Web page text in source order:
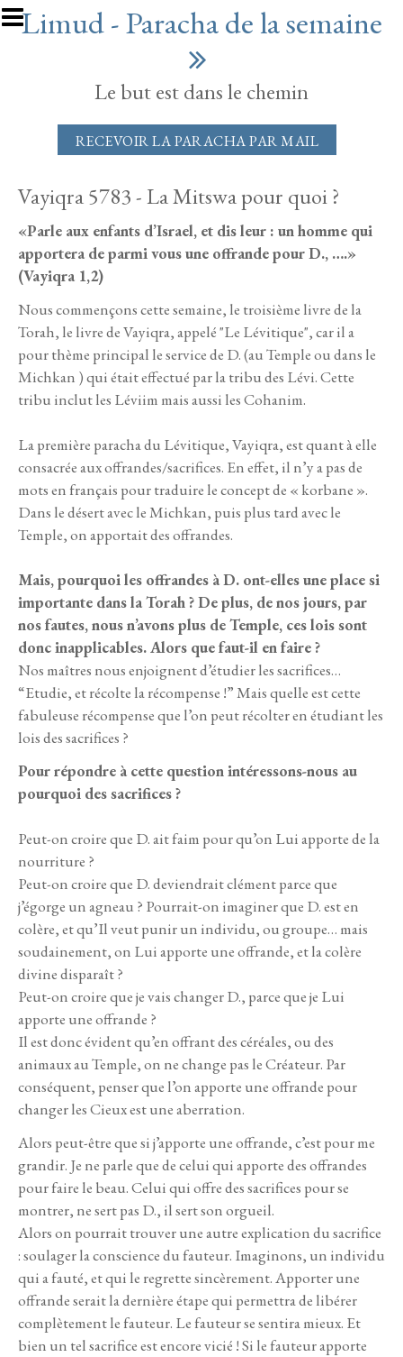
Aller au contenu principal
Limud - Paracha de la semaine
Le but est dans le chemin
RECEVOIR LA PARACHA PAR MAIL
Vayiqra 5783 - La Mitswa pour quoi ?
«Parle aux enfants d’Israel, et dis leur : un homme qui
apportera de parmi vous une offrande pour D., ….»
(Vayiqra 1,2)
Nous commençons cette semaine, le troisième livre de la
Torah, le livre de Vayiqra, appelé "Le Lévitique", car il a
pour thème principal le service de D. (au Temple ou dans le
Michkan ) qui était effectué par la tribu des Lévi. Cette
tribu inclut les Léviim mais aussi les Cohanim.
La première paracha du Lévitique, Vayiqra, est quant à elle
consacrée aux offrandes/sacrifices. En effet, il n’y a pas de
mots en français pour traduire le concept de « korbane ».
Dans le désert avec le Michkan, puis plus tard avec le
Temple, on apportait des offrandes.
Mais, pourquoi les offrandes à D. ont-elles une place si
importante dans la Torah ? De plus, de nos jours, par
nos fautes, nous n’avons plus de Temple, ces lois sont
donc inapplicables. Alors que faut-il en faire ?
Nos maîtres nous enjoignent d’étudier les sacrifices…
“Etudie, et récolte la récompense !” Mais quelle est cette
fabuleuse récompense que l’on peut récolter en étudiant les
lois des sacrifices ?
Pour répondre à cette question intéressons-nous au
pourquoi des sacrifices ?
Peut-on croire que D. ait faim pour qu’on Lui apporte de la
nourriture ?
Peut-on croire que D. deviendrait clément parce que
j’égorge un agneau ? Pourrait-on imaginer que D. est en
colère, et qu’Il veut punir un individu, ou groupe… mais
soudainement, on Lui apporte une offrande, et la colère
divine disparaît ?
Peut-on croire que je vais changer D., parce que je Lui
apporte une offrande ?
Il est donc évident qu’en offrant des céréales, ou des
animaux au Temple, on ne change pas le Créateur. Par
conséquent, penser que l’on apporte une offrande pour
changer les Cieux est une aberration.
Alors peut-être que si j’apporte une offrande, c’est pour me
grandir. Je ne parle que de celui qui apporte des offrandes
pour faire le beau. Celui qui offre des sacrifices pour se
montrer, ne sert pas D., il sert son orgueil.
Alors on pourrait trouver une autre explication du sacrifice
: soulager la conscience du fauteur. Imaginons, un individu
qui a fauté, et qui le regrette sincèrement. Apporter une
offrande serait la dernière étape qui permettra de libérer
complètement le fauteur. Le fauteur se sentira mieux. Et
bien un tel sacrifice est encore vicié ! Si le fauteur apporte